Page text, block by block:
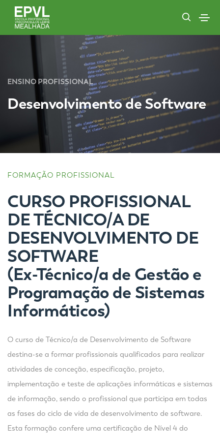
ENSINO PROFISSIONAL
Desenvolvimento de Software
FORMAÇÃO PROFISSIONAL
CURSO PROFISSIONAL
DE TÉCNICO/A DE
DESENVOLVIMENTO DE
SOFTWARE
(Ex-Técnico/a de Gestão e
Programação de Sistemas
Informáticos)
O curso de Técnico/a de Desenvolvimento de Software
destina-se a formar profissionais qualificados para realizar
atividades de conceção, especificação, projeto,
implementação e teste de aplicações informáticas e sistemas
de informação, sendo o profissional que participa em todas
as fases do ciclo de vida de desenvolvimento de software.
Esta formação confere uma certificação de Nível 4 do